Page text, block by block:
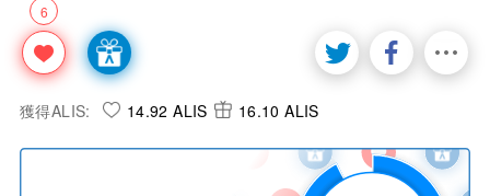
6
獲得ALIS: 14.92 ALIS 16.10 ALIS